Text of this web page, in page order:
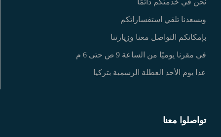
ويسعدنا تلقي استفساراتكم
بإمكانكم التواصل معنا وزيارتنا
في مقرنا يوميًا من الساعة 9 ص حتى 6 م
عدا يوم الأحد العطلة الرسمية بتركيا
تواصلوا معنا